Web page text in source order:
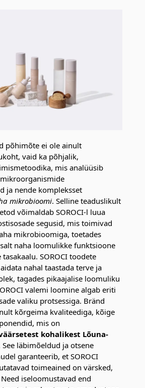
põhimõte ei ole ainult
vaid ka põhjalik,
mis analüüsib
ja nende kompleksset
mikrobioomi. Selline teaduslikult
võimaldab SOROCI-l luua
segusid, mis toimivad
mikrobioomiga, toetades
naha loomulikke funktsioone
SOROCI toodete
nahal taastada terve ja
tagades pikaajalise loomuliku
valemi loomine algab eriti
valiku protsessiga. Bränd
kõrgeima kvaliteediga, kõige
mis on
kohalikest Lõuna-
See läbimõeldud ja otsene
garanteerib, et SOROCI
toimeained on värsked,
iseloomustavad end